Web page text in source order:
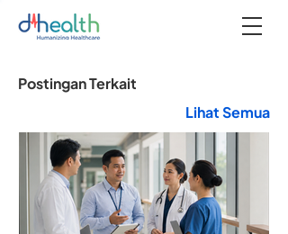
Postingan Terkait
Lihat Semua